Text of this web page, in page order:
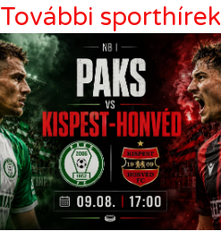
További sporthírek